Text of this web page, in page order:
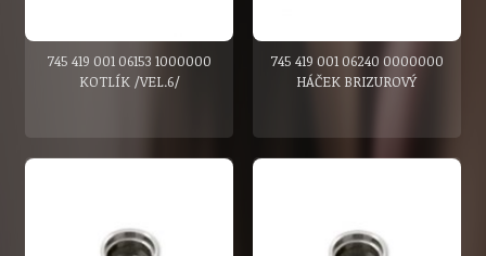
745 419 001 06153 1000000
KOTLÍK /VEL.6/
745 419 001 06240 0000000
HÁČEK BRIZUROVÝ